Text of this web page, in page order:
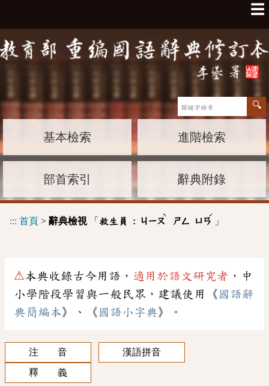
☰
基本檢索 進階檢索
部首索引 辭典附錄
::: 首頁 > 辭典檢視「 救生員 : ㄐㄧㄡ
ˋ
ㄕㄥ ㄩㄢ
ˊ
」
⚠本典收錄古今用語， 適用於語文研究者 ，中
小學階段學習與一般民眾，建議使用《 國語辭
典簡編本》、《 國語小字典》。
注 音
漢語拼音
釋 義